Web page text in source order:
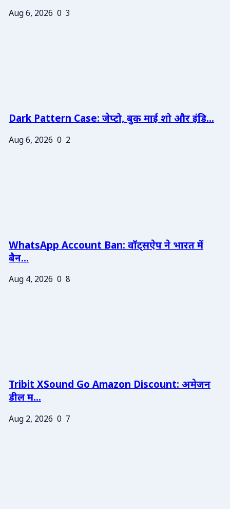
Aug 6, 2026 0 3
Dark Pattern Case: जेप्टो, बुक माई शो और इंडि...
Aug 6, 2026 0 2
WhatsApp Account Ban: वॉट्सऐप ने भारत में
बैन...
Aug 4, 2026 0 8
Tribit XSound Go Amazon Discount: अमेजन
डील म...
Aug 2, 2026 0 7